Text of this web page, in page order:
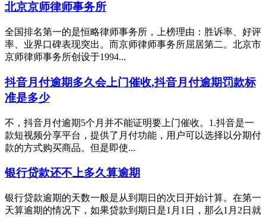
北京京师律师事务所
全国排名第一的是恒略律师事务所，上榜理由：胜诉率、好评
率、业界口碑表现突出。而京师律师事务所屈居第二。北京市
京师律师事务所创设于1994...
抖音月付逾期多久会上门催收,抖音月付逾期罚款标
准是多少
不，抖音月付逾期5个月并不能证明要上门催收。1.抖音是一
款短视频分享平台，提供了月付功能，用户可以选择以分期付
款的方式购买商品。但是即使...
银行贷款还不上多久算逾期
银行贷款逾期的天数一般是从到期日的次日开始计算。在第一
天算逾期的情况下，如果贷款到期日是1月1日，那么1月2日就